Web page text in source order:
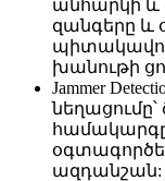
անհարկի
զանգերը և
խանութի
Jammer
ազդանշան: